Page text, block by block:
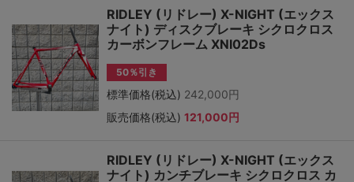
RIDLEY (リドレー) X-NIGHT (エックス
ナイト) ディスクブレーキ シクロクロス
カーボンフレーム XNI02Ds
50％引き
標準価格(税込) 242,000円
販売価格(税込) 121,000円
RIDLEY (リドレー) X-NIGHT (エックス
ナイト) カンチブレーキ シクロクロス カ